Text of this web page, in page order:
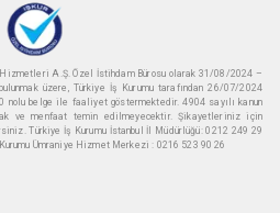
Hizmetleri A.Ş. Özel İstihdam Bürosu olarak 31/08/2024 –
üzere, Türkiye İş Kurumu tarafından 26/07/2024
nolu belge ile faaliyet göstermektedir. 4904 sayılı kanun
ve menfaat temin edilmeyecektir. Şikayetleriniz için
Türkiye İş Kurumu İstanbul İl Müdürlüğü: 0212 249 29
Ümraniye Hizmet Merkezi : 0216 523 90 26